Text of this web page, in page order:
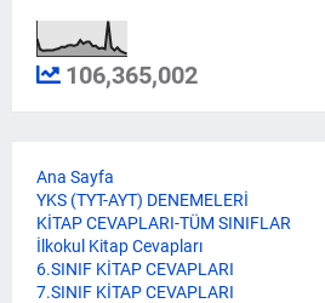
106,365,002
Ana Sayfa
YKS (TYT-AYT) DENEMELERİ
KİTAP CEVAPLARI-TÜM SINIFLAR
İlkokul Kitap Cevapları
6.SINIF KİTAP CEVAPLARI
7.SINIF KİTAP CEVAPLARI